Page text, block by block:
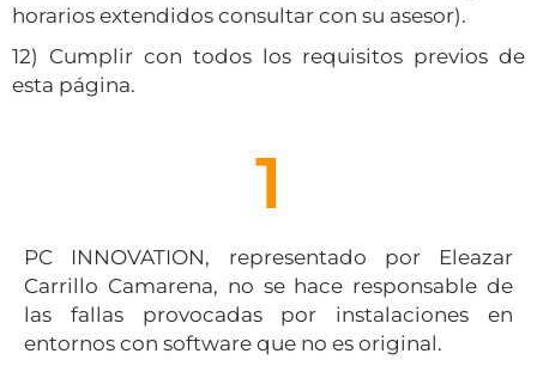
horarios extendidos consultar con su asesor).
12) Cumplir con todos los requisitos previos de
esta página.
1
PC INNOVATION, representado por Eleazar
Carrillo Camarena, no se hace responsable de
las fallas provocadas por instalaciones en
entornos con software que no es original.